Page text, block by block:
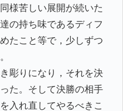
様苦しい展開が続いた
の持ち味であるディフ
たこと等で，少しずつ
彫りになり，それを決
た。そして決勝の相手
入れ直してやるべきこ